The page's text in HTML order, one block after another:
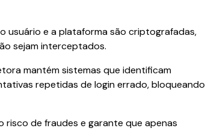
usuário e a plataforma são criptografadas,
sejam interceptados.
mantém sistemas que identificam
repetidas de login errado, bloqueando
risco de fraudes e garante que apenas